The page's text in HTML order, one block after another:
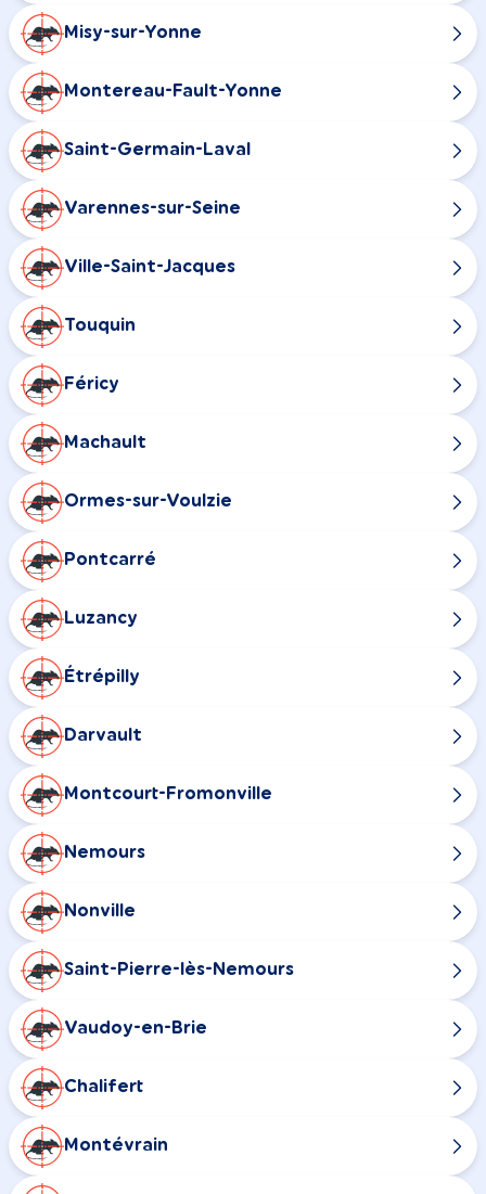
Misy-sur-Yonne
Montereau-Fault-Yonne
Saint-Germain-Laval
Varennes-sur-Seine
Ville-Saint-Jacques
Touquin
Féricy
Machault
Ormes-sur-Voulzie
Pontcarré
Luzancy
Étrépilly
Darvault
Montcourt-Fromonville
Nemours
Nonville
Saint-Pierre-lès-Nemours
Vaudoy-en-Brie
Chalifert
Montévrain